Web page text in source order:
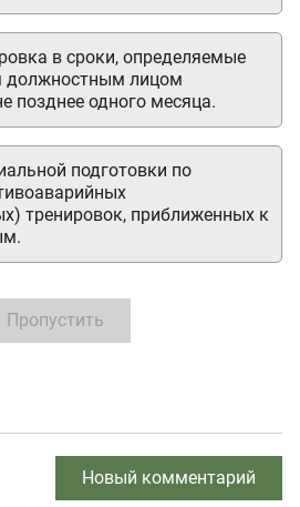
в сроки, определяемые
должностным лицом
позднее одного месяца.
подготовки по
тренировок, приближенных к
Пропустить
Новый комментарий